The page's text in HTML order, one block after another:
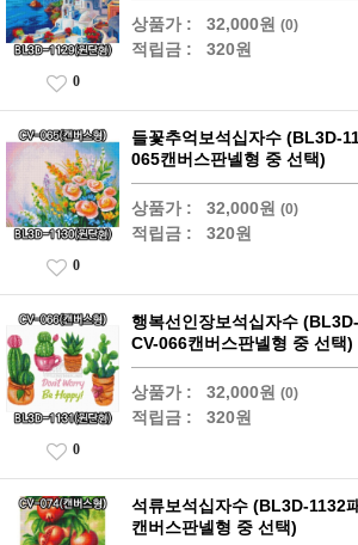
상품가 : 32,000원 (0)
적립금 : 320원
0
들꽃추억보석십자수 (BL3D-
065캔버스판넬형 중 선택)
상품가 : 32,000원 (0)
적립금 : 320원
0
행복선인장보석십자수
CV-066캔버스판넬형 중 선택)
상품가 : 32,000원 (0)
적립금 : 320원
0
석류보석십자수 (BL3D-1132
캔버스판넬형 중 선택)